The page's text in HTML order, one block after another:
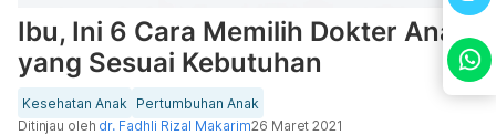
Ibu, Ini 6 Cara Memilih Dokter Anak
yang Sesuai Kebutuhan
Kesehatan Anak
Pertumbuhan Anak
Ditinjau oleh dr. Fadhli Rizal Makarim26 Maret 2021